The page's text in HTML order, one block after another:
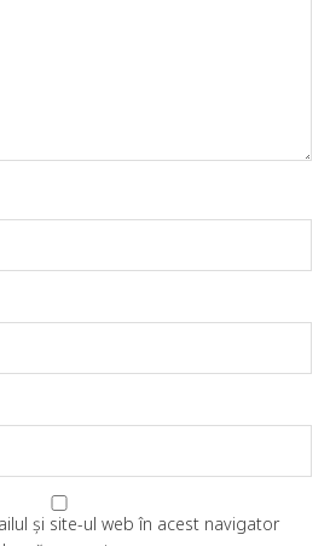
și site-ul web în acest navigator